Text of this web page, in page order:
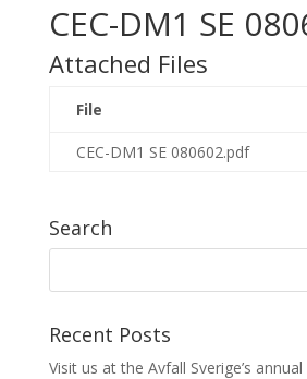
CEC-DM1 SE
Attached Files
File
CEC-DM1 SE 080602.pdf
Search
Recent Posts
Visit us at the Avfall Sverige’s